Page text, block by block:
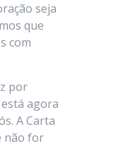
seja
que
com
por
agora
A Carta
não for